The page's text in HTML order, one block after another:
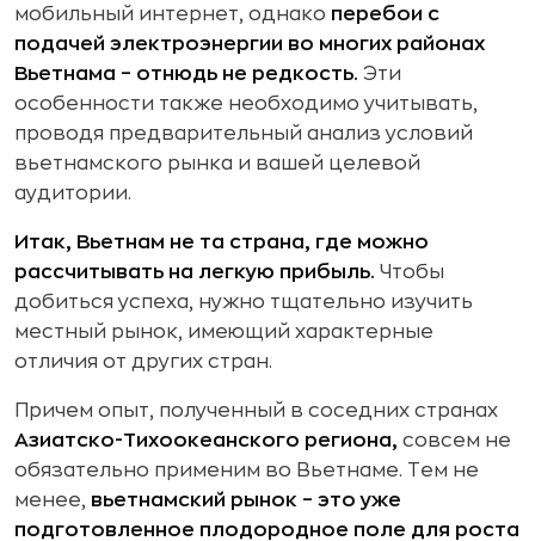
мобильный интернет, однако перебои с
подачей электроэнергии во многих районах
Вьетнама – отнюдь не редкость. Эти
особенности также необходимо учитывать,
проводя предварительный анализ условий
вьетнамского рынка и вашей целевой
аудитории.
Итак, Вьетнам не та страна, где можно
рассчитывать на легкую прибыль. Чтобы
добиться успеха, нужно тщательно изучить
местный рынок, имеющий характерные
отличия от других стран.
Причем опыт, полученный в соседних странах
Азиатско-Тихоокеанского региона, совсем не
обязательно применим во Вьетнаме. Тем не
менее, вьетнамский рынок – это уже
подготовленное плодородное поле для роста